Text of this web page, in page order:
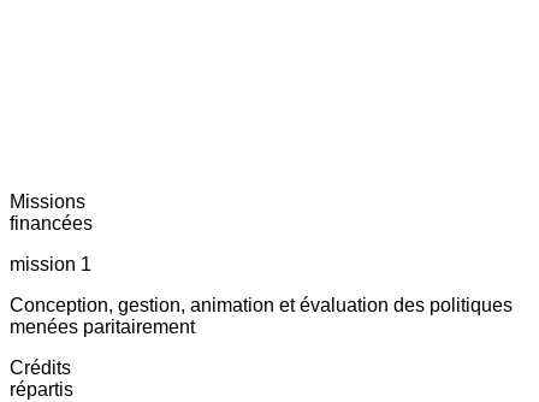
Missions
financées
mission 1
Conception, gestion, animation et évaluation des politiques
menées paritairement
Crédits
répartis